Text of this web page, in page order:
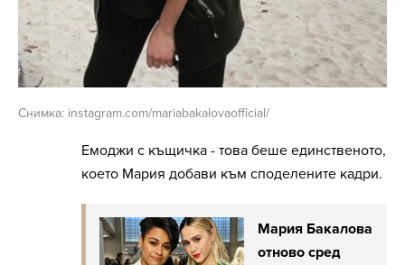
Снимка: instagram.com/mariabakalovaofficial/
Емоджи с къщичка - това беше единственото,
което Мария добави към споделените кадри.
Мария Бакалова
отново сред